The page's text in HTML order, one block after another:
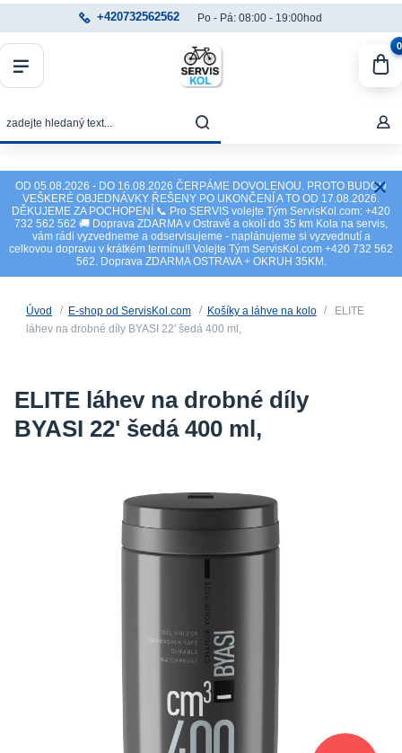
OD 05.08.2026 - DO 16.08.2026 ČERPÁME DOVOLENOU. PROTO BUDOU
VEŠKERÉ OBJEDNÁVKY ŘEŠENY PO UKONČENÍ A TO OD 17.08.2026.
DĚKUJEME ZA POCHOPENÍ 📞 Pro SERVIS volejte Tým ServisKol.com: +420
732 562 562 🚚 Doprava ZDARMA v Ostravě a okolí do 35 km Kola na servis,
vám rádi vyzvedneme a odservisujeme - naplánujeme si vyzvednutí a
celkovou dopravu v krátkém termínu!! Volejte Tým ServisKol.com +420 732 562
562. Doprava ZDARMA OSTRAVA + OKRUH 35KM.
+420732562562 Po - Pá: 08:00 - 19:00hod
0
Úvod E-shop od ServisKol.com Košíky a láhve na kolo
ELITE
láhev na drobné díly BYASI 22' šedá 400 ml,
ELITE láhev na drobné díly
BYASI 22' šedá 400 ml,